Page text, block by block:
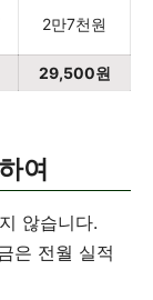
2만7천원
29,500원
여
않습니다.
은 전월 실적